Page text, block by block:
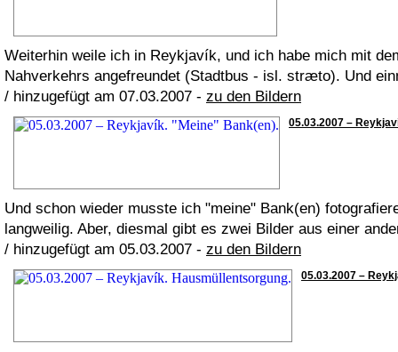
Weiterhin weile ich in Reykjavík, und ich habe mich mit
Nahverkehrs angefreundet (Stadtbus - isl. stræto). Und
/ hinzugefügt am 07.03.2007 - zu den Bildern
05.03.2007 –
Und schon wieder musste ich "meine" Bank(en)
langweilig. Aber, diesmal gibt es zwei Bilder aus einer
/ hinzugefügt am 05.03.2007 - zu den Bildern
05.03.2007 –